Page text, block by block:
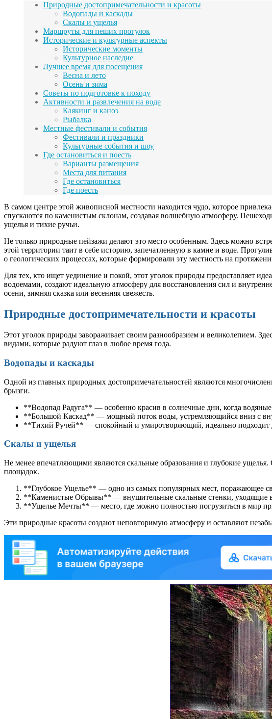
Природные достопримечательности и красоты
Водопады и каскады
Скалы и ущелья
Маршруты для пеших прогулок
Исторические и культурные аспекты
Исторические моменты
Культурное наследие
Лучшее время для посещения
Весна и лето
Осень и зима
Советы по подготовке к походу
Активности и развлечения на воде
Каякинг и каноэ
Рыбалка
Местные фестивали и события
Фестивали и праздники
Культурные события и шоу
Где остановиться и поесть
Варианты размещения
Места для питания
Где остановиться
Где поесть
В самом центре этой живописной местности находится чудо, которое
спускаются по каменистым склонам, создавая волшебную атмосферу.
ущелья и тихие ручьи.
Не только природные пейзажи делают это место особенным. Здесь можно
этой территории таит в себе историю, запечатленную в камне и воде.
о геологических процессах, которые формировали эту местность на
Для тех, кто ищет уединение и покой, этот уголок природы предоставляет
водоемами, создают идеальную атмосферу для восстановления сил и
осени, зимняя сказка или весенняя свежесть.
Природные достопримечательности и красоты
Этот уголок природы завораживает своим разнообразием и великолепием.
видами, которые радуют глаз в любое время года.
Водопады и каскады
Одной из главных природных достопримечательностей являются
брызги.
**Водопад Радуга** — особенно красив в солнечные дни, когда
**Большой Каскад** — мощный поток воды, устремляющийся вниз с
**Тихий Ручей** — спокойный и умиротворяющий, идеально подходит
Скалы и ущелья
Не менее впечатляющими являются скальные образования и глубокие
площадок.
**Глубокое Ущелье** — одно из самых популярных мест, поражающее
**Каменистые Обрывы** — внушительные скальные стенки, уходящие
**Ущелье Мечты** — место, где можно полностью погрузиться в мир
Эти природные красоты создают неповторимую атмосферу и оставляют